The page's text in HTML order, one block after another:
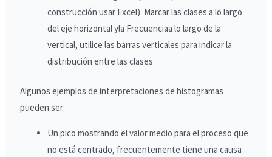
construcción usar Excel). Marcar las clases a lo largo
del eje horizontal yla Frecuenciaa lo largo de la
vertical, utilice las barras verticales para indicar la
distribución entre las clases
Algunos ejemplos de interpretaciones de histogramas
pueden ser:
Un pico mostrando el valor medio para el proceso que
no está centrado, frecuentemente tiene una causa